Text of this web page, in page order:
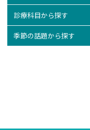
診療科目から探す
季節の話題から探す